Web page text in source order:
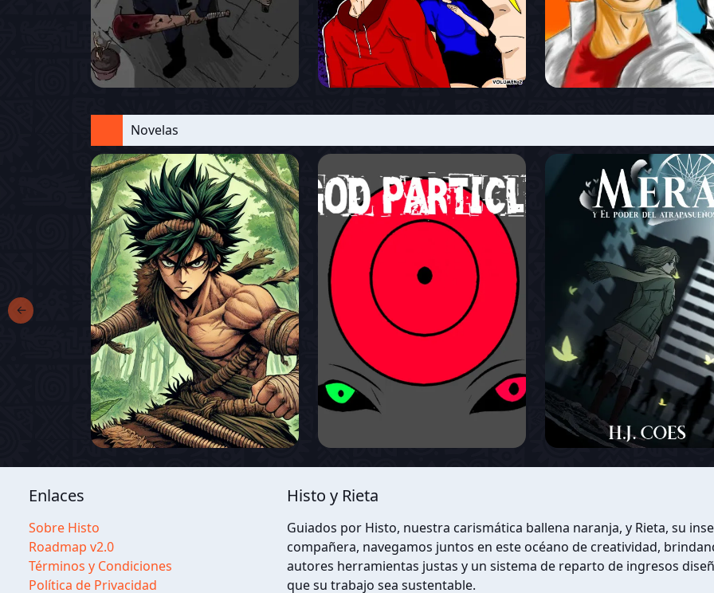
Novelas
←
Enlaces
Sobre Histo
Roadmap v2.0
Términos y Condiciones
Política de Privacidad
Histo y Rieta
Guiados por Histo, nuestra carismática ballena naranja, y Rieta, su
compañera, navegamos juntos en este océano de creatividad,
autores herramientas justas y un sistema de reparto de ingresos
que su trabajo sea sustentable.